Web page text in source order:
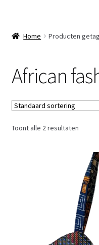
naar
de
HomeHome Producten
African
Toont alle 2 resultaten